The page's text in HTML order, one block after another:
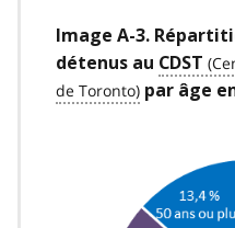
Image A-3.
détenus au CDST
par âge